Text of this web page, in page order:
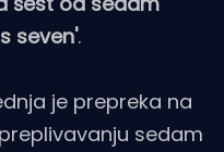
seven'.
je prepreka na
sedam